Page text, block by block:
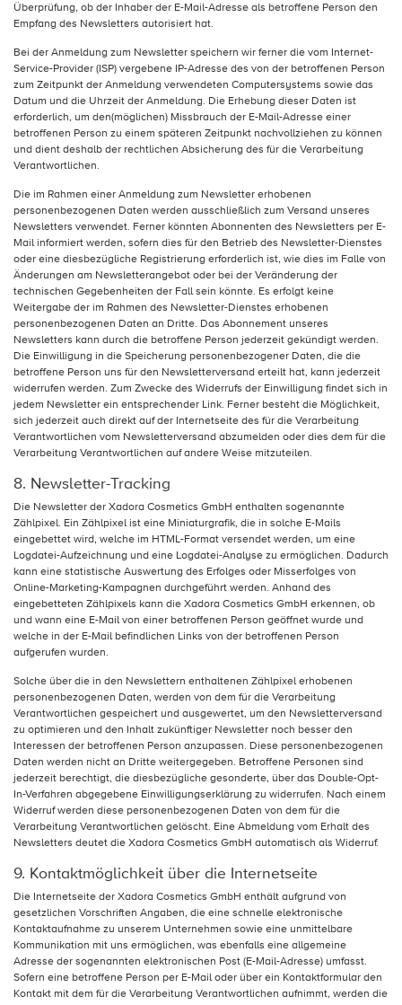
Überprüfung, ob der Inhaber der E-Mail-Adresse als betroffene Person den
Empfang des Newsletters autorisiert hat.
Bei der Anmeldung zum Newsletter speichern wir ferner die vom Internet-
Service-Provider (ISP) vergebene IP-Adresse des von der betroffenen Person
zum Zeitpunkt der Anmeldung verwendeten Computersystems sowie das
Datum und die Uhrzeit der Anmeldung. Die Erhebung dieser Daten ist
erforderlich, um den(möglichen) Missbrauch der E-Mail-Adresse einer
betroffenen Person zu einem späteren Zeitpunkt nachvollziehen zu können
und dient deshalb der rechtlichen Absicherung des für die Verarbeitung
Verantwortlichen.
Die im Rahmen einer Anmeldung zum Newsletter erhobenen
personenbezogenen Daten werden ausschließlich zum Versand unseres
Newsletters verwendet. Ferner könnten Abonnenten des Newsletters per E-
Mail informiert werden, sofern dies für den Betrieb des Newsletter-Dienstes
oder eine diesbezügliche Registrierung erforderlich ist, wie dies im Falle von
Änderungen am Newsletterangebot oder bei der Veränderung der
technischen Gegebenheiten der Fall sein könnte. Es erfolgt keine
Weitergabe der im Rahmen des Newsletter-Dienstes erhobenen
personenbezogenen Daten an Dritte. Das Abonnement unseres
Newsletters kann durch die betroffene Person jederzeit gekündigt werden.
Die Einwilligung in die Speicherung personenbezogener Daten, die die
betroffene Person uns für den Newsletterversand erteilt hat, kann jederzeit
widerrufen werden. Zum Zwecke des Widerrufs der Einwilligung findet sich in
jedem Newsletter ein entsprechender Link. Ferner besteht die Möglichkeit,
sich jederzeit auch direkt auf der Internetseite des für die Verarbeitung
Verantwortlichen vom Newsletterversand abzumelden oder dies dem für die
Verarbeitung Verantwortlichen auf andere Weise mitzuteilen.
8. Newsletter-Tracking
Die Newsletter der Xadora Cosmetics GmbH enthalten sogenannte
Zählpixel. Ein Zählpixel ist eine Miniaturgrafik, die in solche E-Mails
eingebettet wird, welche im HTML-Format versendet werden, um eine
Logdatei-Aufzeichnung und eine Logdatei-Analyse zu ermöglichen. Dadurch
kann eine statistische Auswertung des Erfolges oder Misserfolges von
Online-Marketing-Kampagnen durchgeführt werden. Anhand des
eingebetteten Zählpixels kann die Xadora Cosmetics GmbH erkennen, ob
und wann eine E-Mail von einer betroffenen Person geöffnet wurde und
welche in der E-Mail befindlichen Links von der betroffenen Person
aufgerufen wurden.
Solche über die in den Newslettern enthaltenen Zählpixel erhobenen
personenbezogenen Daten, werden von dem für die Verarbeitung
Verantwortlichen gespeichert und ausgewertet, um den Newsletterversand
zu optimieren und den Inhalt zukünftiger Newsletter noch besser den
Interessen der betroffenen Person anzupassen. Diese personenbezogenen
Daten werden nicht an Dritte weitergegeben. Betroffene Personen sind
jederzeit berechtigt, die diesbezügliche gesonderte, über das Double-Opt-
In-Verfahren abgegebene Einwilligungserklärung zu widerrufen. Nach einem
Widerruf werden diese personenbezogenen Daten von dem für die
Verarbeitung Verantwortlichen gelöscht. Eine Abmeldung vom Erhalt des
Newsletters deutet die Xadora Cosmetics GmbH automatisch als Widerruf.
9. Kontaktmöglichkeit über die Internetseite
Die Internetseite der Xadora Cosmetics GmbH enthält aufgrund von
gesetzlichen Vorschriften Angaben, die eine schnelle elektronische
Kontaktaufnahme zu unserem Unternehmen sowie eine unmittelbare
Kommunikation mit uns ermöglichen, was ebenfalls eine allgemeine
Adresse der sogenannten elektronischen Post (E-Mail-Adresse) umfasst.
Sofern eine betroffene Person per E-Mail oder über ein Kontaktformular den
Kontakt mit dem für die Verarbeitung Verantwortlichen aufnimmt, werden die